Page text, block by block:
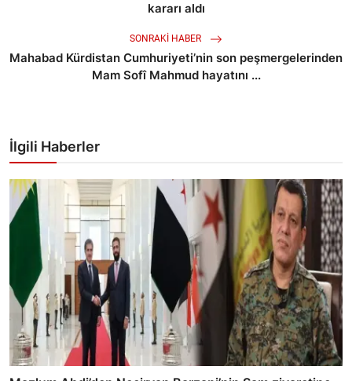
kararı aldı
SONRAKI HABER
Mahabad Kürdistan Cumhuriyeti’nin son peşmergelerinden
Mam Sofî Mahmud hayatını ...
İlgili Haberler